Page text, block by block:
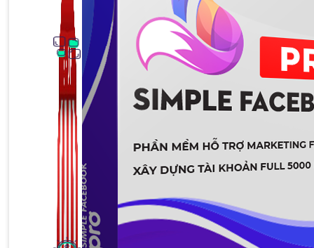
Thủ Thuật Facebook
536 bài viết